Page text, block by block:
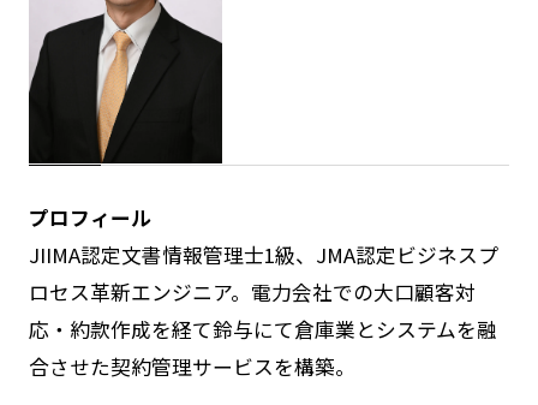
プロフィール
JIIMA認定文書情報管理士1級、JMA認定ビジネスプ
ロセス革新エンジニア。電力会社での大口顧客対
応・約款作成を経て鈴与にて倉庫業とシステムを融
合させた契約管理サービスを構築。